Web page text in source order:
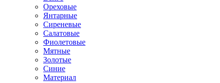
Ореховые
Янтарные
Сиреневые
Салатовые
Фиолетовые
Мятные
Золотые
Синие
Материал